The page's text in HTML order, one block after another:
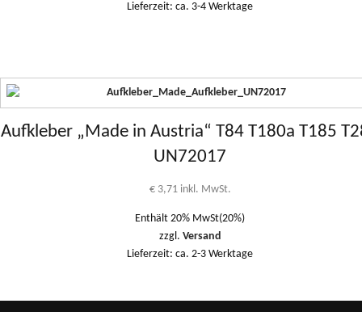
Lieferzeit: ca. 3-4 Werktage
Aufkleber „Made in Austria“ T84 T180a T185
UN72017
€3,71 inkl. MwSt.
Enthält 20% MwSt(20%)
zzgl. Versand
Lieferzeit: ca. 2-3 Werktage